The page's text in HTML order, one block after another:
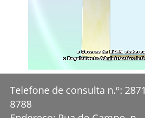
Telefone de consulta n.º: 2871
8788